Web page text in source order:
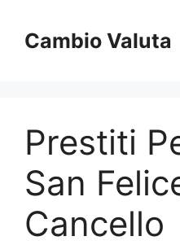
contenuto
Cambio Valuta
Prestiti
San
Cancello